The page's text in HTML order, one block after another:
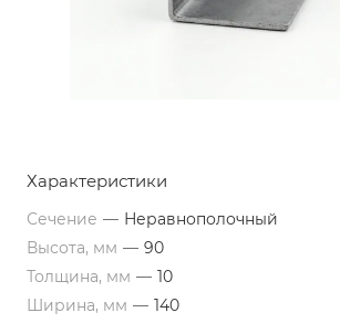
Характеристики
Сечение — Неравнополочный
Высота, мм — 90
Толщина, мм — 10
Ширина, мм — 140